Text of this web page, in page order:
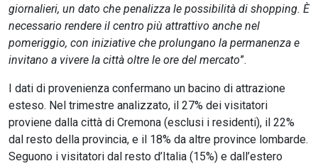
giornalieri, un dato che penalizza le possibilità di shopping. È
necessario rendere il centro più attrattivo anche nel
pomeriggio, con iniziative che prolungano la permanenza e
invitano a vivere la città oltre le ore del mercato”.
I dati di provenienza confermano un bacino di attrazione
esteso. Nel trimestre analizzato, il 27% dei visitatori
proviene dalla città di Cremona (esclusi i residenti), il 22%
dal resto della provincia, e il 18% da altre province lombarde.
Seguono i visitatori dal resto d’Italia (15%) e dall’estero